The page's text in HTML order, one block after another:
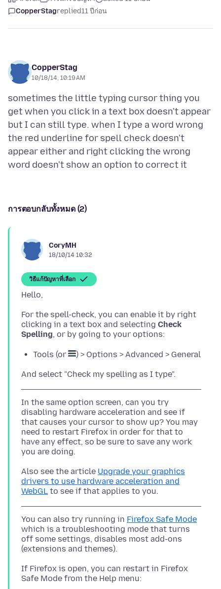
CopperStagreplied11 ปีก่อน
CopperStag
10/18/14, 10:19 AM
sometimes the little typing cursor thing you
get when you click in a text box doesn't appear
but I can still type. when I type a word wrong
the red underline for spell check doesn't
appear either and right clicking the wrong
การตอบกลับทั้งหมด (2)
CoryMH
18/10/14 10:32
วิธีแก้ปัญหาที่เลือก
For the spell-check, you can enable it by right
clicking in a text box and selecting Check
Spelling
Tools (or ) > Options > Advanced > General
In the same option screen, can you try
disabling hardware acceleration and see if
that causes your cursor to show up? You may
need to restart Firefox in order for that to
have any effect, so be sure to save any work
Also see the article Upgrade your graphics
drivers to use hardware acceleration and
WebGL
You can also try running in Firefox Safe Mode
which is a troubleshooting mode that turns
off some settings, disables most add-ons
If Firefox is open, you can restart in Firefox